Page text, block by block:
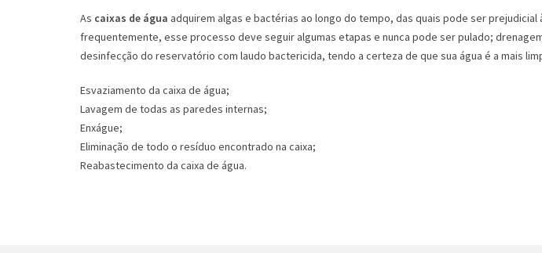
As caixas de água adquirem algas e bactérias ao longo do tempo, das quais pode ser prejudicial
frequentemente, esse processo deve seguir algumas etapas e nunca pode ser pulado;
desinfecção do reservatório com laudo bactericida, tendo a certeza de que sua água é a mais
Esvaziamento da caixa de água;
Lavagem de todas as paredes internas;
Enxágue;
Eliminação de todo o resíduo encontrado na caixa;
Reabastecimento da caixa de água.